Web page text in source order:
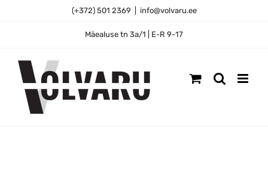
(+372) 501 2369 info@volvaru.ee
Mäealuse tn 3a/1 | E-R 9-17